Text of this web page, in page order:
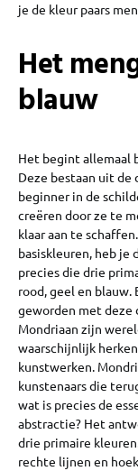
je de kleur paars
Het
blauw
Het begint allemaal
Deze bestaan uit de
beginner in de
creëren door ze te
klaar aan te
basiskleuren, heb je
precies die drie
rood, geel en
geworden met deze
Mondriaan zijn
waarschijnlijk
kunstwerken.
kunstenaars die
wat is precies de
abstractie? Het
drie primaire
rechte lijnen en